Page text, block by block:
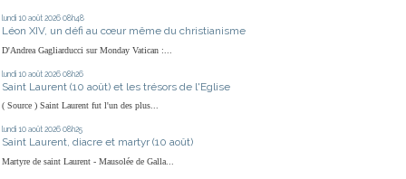
lundi 10 août 2026 08h48
Léon XIV, un défi au cœur même du christianisme
D'Andrea Gagliarducci sur Monday Vatican :...
lundi 10 août 2026 08h26
Saint Laurent (10 août) et les trésors de l'Eglise
( Source ) Saint Laurent fut l'un des plus...
lundi 10 août 2026 08h25
Saint Laurent, diacre et martyr (10 août)
Martyre de saint Laurent - Mausolée de Galla...